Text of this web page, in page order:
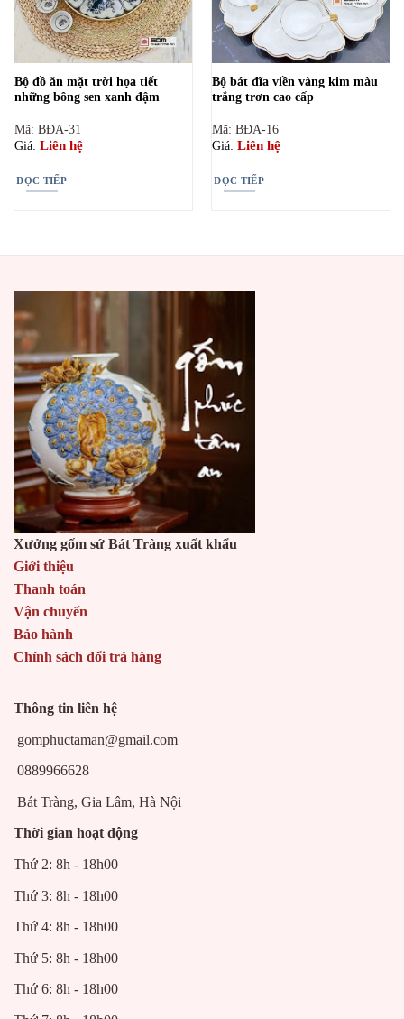
Bộ đồ ăn mặt trời họa tiết
những bông sen xanh đậm
Mã: BĐA-31
Giá: Liên hệ
ĐỌC TIẾP
Bộ bát đĩa viền vàng kim màu
trắng trơn cao cấp
Mã: BĐA-16
Giá: Liên hệ
ĐỌC TIẾP
Xưởng gốm sứ Bát Tràng xuất khẩu
Giới thiệu
Thanh toán
Vận chuyển
Bảo hành
Chính sách đổi trả hàng
Thông tin liên hệ
gomphuctaman@gmail.com
0889966628
Bát Tràng, Gia Lâm, Hà Nội
Thời gian hoạt động
Thứ 2: 8h - 18h00
Thứ 3: 8h - 18h00
Thứ 4: 8h - 18h00
Thứ 5: 8h - 18h00
Thứ 6: 8h - 18h00